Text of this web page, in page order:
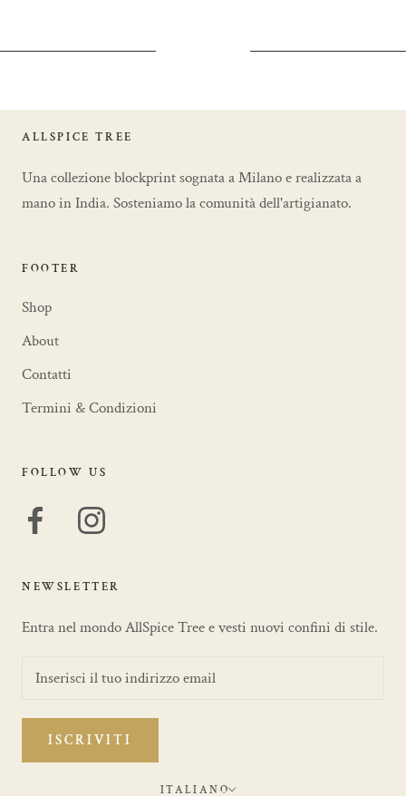
ALLSPICE TREE
Una collezione blockprint sognata a Milano e realizzata a
mano in India. Sosteniamo la comunità dell'artigianato.
FOOTER
Shop
About
Contatti
Termini & Condizioni
FOLLOW US
NEWSLETTER
Entra nel mondo AllSpice Tree e vesti nuovi confini di stile.
ISCRIVITI
Lingua
ITALIANO